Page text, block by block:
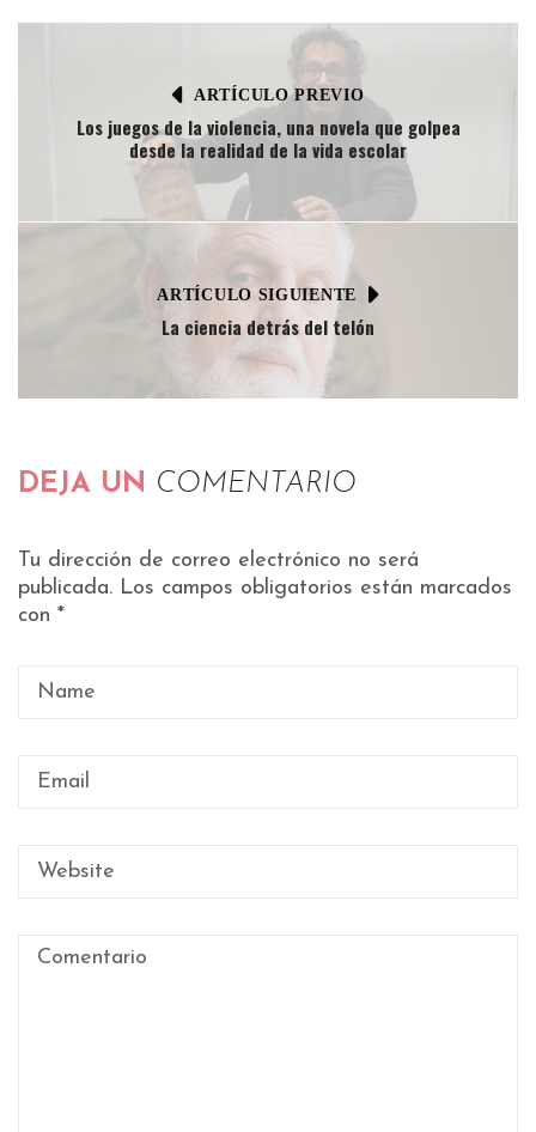
ARTÍCULO PREVIO
Los juegos de la violencia, una novela que golpea
desde la realidad de la vida escolar
ARTÍCULO SIGUIENTE
La ciencia detrás del telón
DEJA UN COMENTARIO
Tu dirección de correo electrónico no será
publicada. Los campos obligatorios están marcados
con *